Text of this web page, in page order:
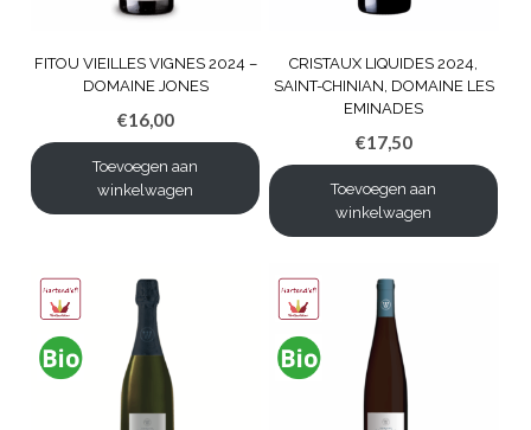
FITOU VIEILLES VIGNES 2024 –
DOMAINE JONES
€16,00
Toevoegen aan
winkelwagen
CRISTAUX LIQUIDES 2024,
SAINT-CHINIAN, DOMAINE LES
EMINADES
€17,50
Toevoegen aan
winkelwagen